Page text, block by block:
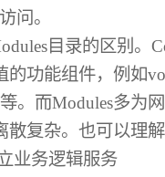
问。
目录的区别。
功能组件，例如
。而Modules多为
散复杂。也可以理
业务逻辑服务